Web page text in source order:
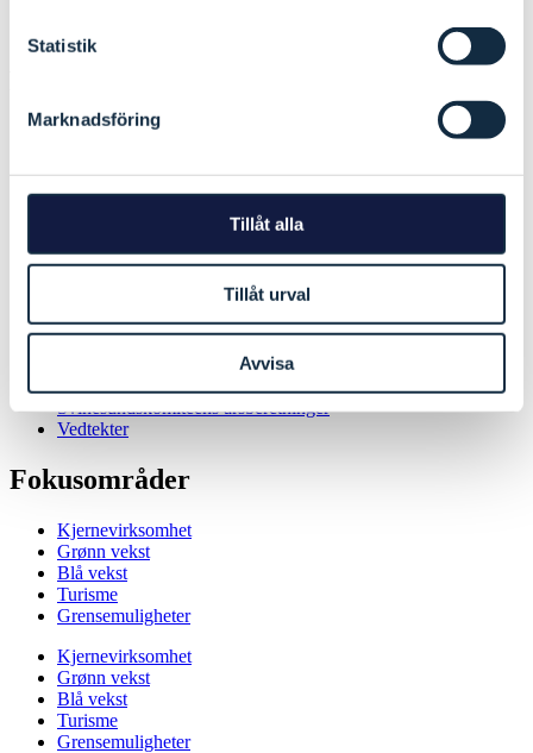
Statistik
Marknadsföring
Tillåt alla
Tillåt urval
Avvisa
Årsmøter
Arbeidsutvalget
Møtetider
Vedtekter
Styret
Protokoll
Svinesundskomiteens årsberetninger
Vedtekter
Fokusområder
Kjernevirksomhet
Grønn vekst
Blå vekst
Turisme
Grensemuligheter
Kjernevirksomhet
Grønn vekst
Blå vekst
Turisme
Grensemuligheter